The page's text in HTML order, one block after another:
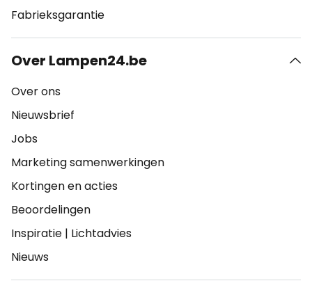
Fabrieksgarantie
Over Lampen24.be
Over ons
Nieuwsbrief
Jobs
Marketing samenwerkingen
Kortingen en acties
Beoordelingen
Inspiratie | Lichtadvies
Nieuws